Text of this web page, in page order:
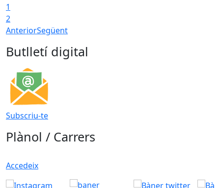
1
2
AnteriorSegüent
Butlletí digital
Subscriu-te
Plànol / Carrers
Accedeix